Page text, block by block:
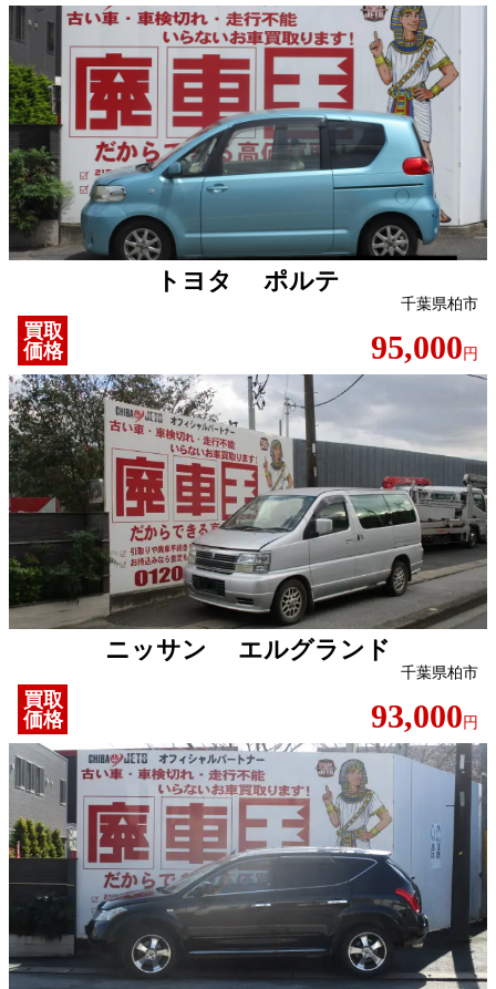
トヨタ ポルテ
千葉県柏市
買取
価格
95,000 円
ニッサン エルグランド
千葉県柏市
買取
価格
93,000 円